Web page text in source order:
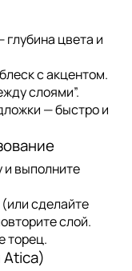
цвета и
с акцентом.
слоями”.
— быстро и
и выполните
сделайте
слой.
торец.